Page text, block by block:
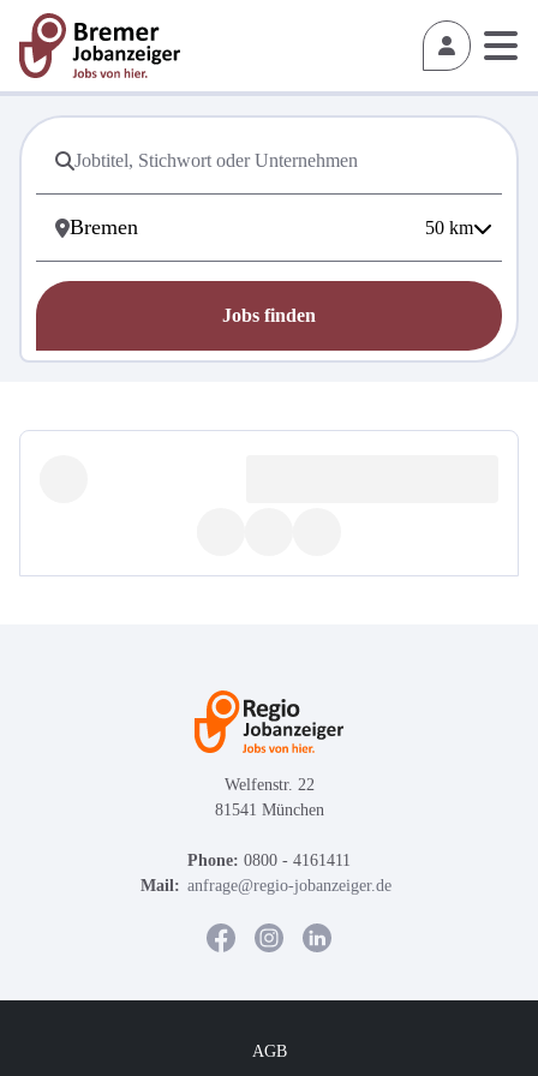
50 km
Jobs finden
Welfenstr. 22
81541 München
Phone: 0800 - 4161411
Mail: anfrage@regio-jobanzeiger.de
AGB